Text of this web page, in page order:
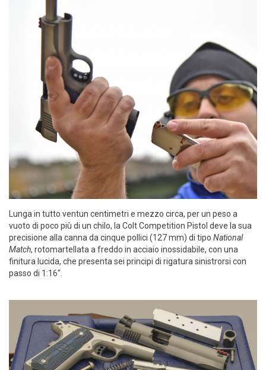
Lunga in tutto ventun centimetri e mezzo circa, per un peso a
vuoto di poco più di un chilo, la Colt Competition Pistol deve la sua
precisione alla canna da cinque pollici (127 mm) di tipo National
Match, rotomartellata a freddo in acciaio inossidabile, con una
finitura lucida, che presenta sei principi di rigatura sinistrorsi con
passo di 1:16".